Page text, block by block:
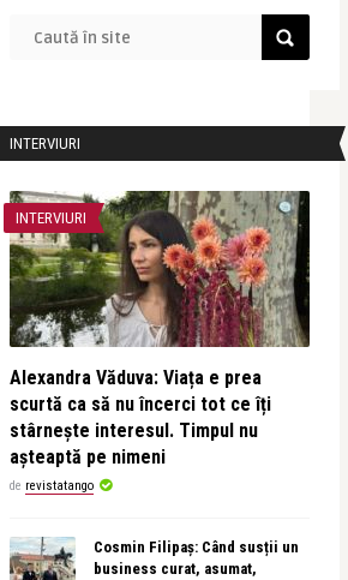
INTERVIURI
INTERVIURI
Alexandra Văduva: Viața e prea
scurtă ca să nu încerci tot ce îți
stârnește interesul. Timpul nu
așteaptă pe nimeni
de revistatango
Cosmin Filipaș: Când susții un
business curat, asumat,